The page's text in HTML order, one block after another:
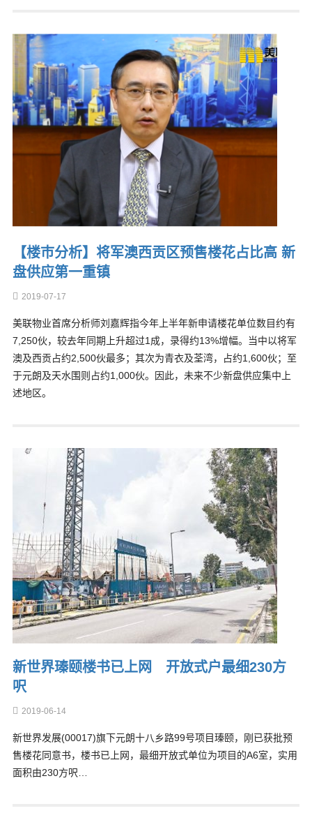
【楼巿分析】将军澳西贡区预售楼花占比高 新
盘供应第一重镇
2019-07-17
美联物业首席分析师刘嘉辉指今年上半年新申请楼花单位数目约有
7,250伙，较去年同期上升超过1成，录得约13%增幅。当中以将军
澳及西贡占约2,500伙最多；其次为青衣及荃湾，占约1,600伙；至
于元朗及天水围则占约1,000伙。因此，未来不少新盘供应集中上
述地区。
新世界瑧颐楼书已上网 开放式户最细230方
呎
2019-06-14
新世界发展(00017)旗下元朗十八乡路99号项目瑧颐，刚已获批预
售楼花同意书，楼书已上网，最细开放式单位为项目的A6室，实用
面积由230方呎…